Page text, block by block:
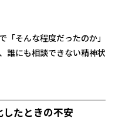
「そんな程度だったのか」
誰にも相談できない精神状
したときの不安